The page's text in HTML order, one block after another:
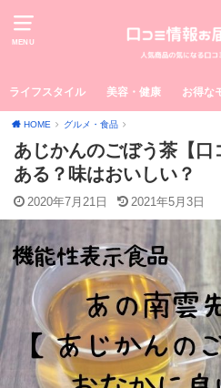
MENU
ライフスタイル 美容・健康 お得な
HOME グルメ・食品
あじかんのごぼう茶【
ある？味はおいしい？
2020年7月21日 2021年5月3日